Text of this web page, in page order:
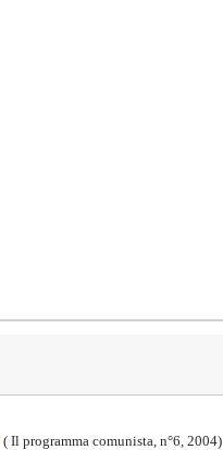
( Il programma comunista, n°6, 2004)